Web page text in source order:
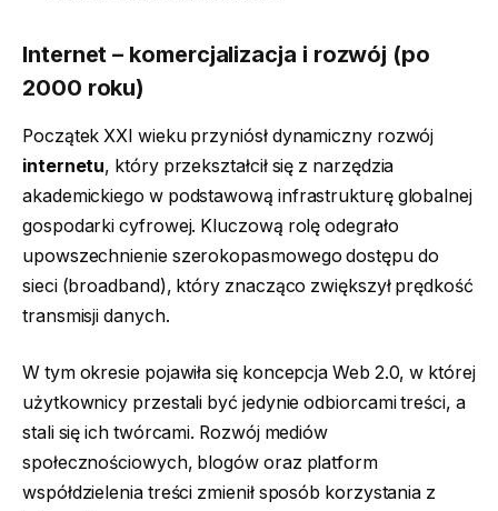
Internet – komercjalizacja i rozwój (po
2000 roku)
Początek XXI wieku przyniósł dynamiczny rozwój
internetu, który przekształcił się z narzędzia
akademickiego w podstawową infrastrukturę globalnej
gospodarki cyfrowej. Kluczową rolę odegrało
upowszechnienie szerokopasmowego dostępu do
sieci (broadband), który znacząco zwiększył prędkość
transmisji danych.
W tym okresie pojawiła się koncepcja Web 2.0, w której
użytkownicy przestali być jedynie odbiorcami treści, a
stali się ich twórcami. Rozwój mediów
społecznościowych, blogów oraz platform
współdzielenia treści zmienił sposób korzystania z